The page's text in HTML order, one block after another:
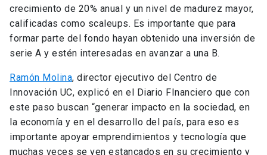
crecimiento de 20% anual y un nivel de madurez mayor,
calificadas como scaleups. Es importante que para
formar parte del fondo hayan obtenido una inversión de
serie A y estén interesadas en avanzar a una B.
Ramón Molina, director ejecutivo del Centro de
Innovación UC, explicó en el Diario FInanciero que con
este paso buscan “generar impacto en la sociedad, en
la economía y en el desarrollo del país, para eso es
importante apoyar emprendimientos y tecnología que
muchas veces se ven estancados en su crecimiento y